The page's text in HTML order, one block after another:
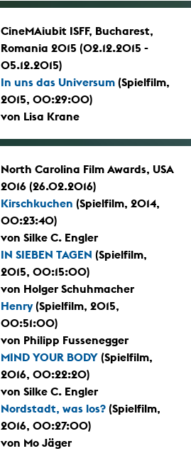
CineMAiubit ISFF, Bucharest,
Romania 2015 (02.12.2015 -
05.12.2015)
In uns das Universum (Spielfilm,
2015, 00:29:00)
von Lisa Krane
North Carolina Film Awards, USA
2016 (26.02.2016)
Kirschkuchen (Spielfilm, 2014,
00:23:40)
von Silke C. Engler
IN SIEBEN TAGEN (Spielfilm,
2015, 00:15:00)
von Holger Schuhmacher
Henry(Spielfilm, 2015,
00:51:00)
von Philipp Fussenegger
MIND YOUR BODY (Spielfilm,
2016, 00:22:20)
von Silke C. Engler
Nordstadt, was los? (Spielfilm,
2016, 00:27:00)
von Mo Jäger